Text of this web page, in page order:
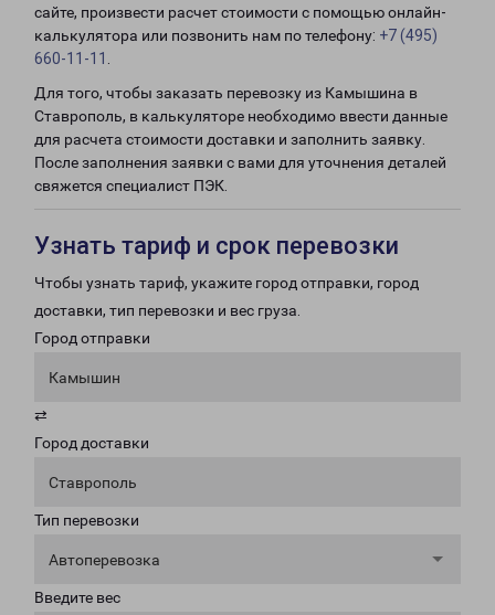
сайте, произвести расчет стоимости с помощью онлайн-
калькулятора или позвонить нам по телефону: +7 (495)
660-11-11
Для того, чтобы заказать перевозку из Камышина в
Ставрополь, в калькуляторе необходимо ввести данные
для расчета стоимости доставки и заполнить заявку.
После заполнения заявки с вами для уточнения деталей
свяжется специалист ПЭК.
Узнать тариф и срок перевозки
Чтобы узнать тариф, укажите город отправки, город
доставки, тип перевозки и вес груза.
Город отправки
Камышин
⇄
Город доставки
Ставрополь
Тип перевозки
Автоперевозка
Введите вес